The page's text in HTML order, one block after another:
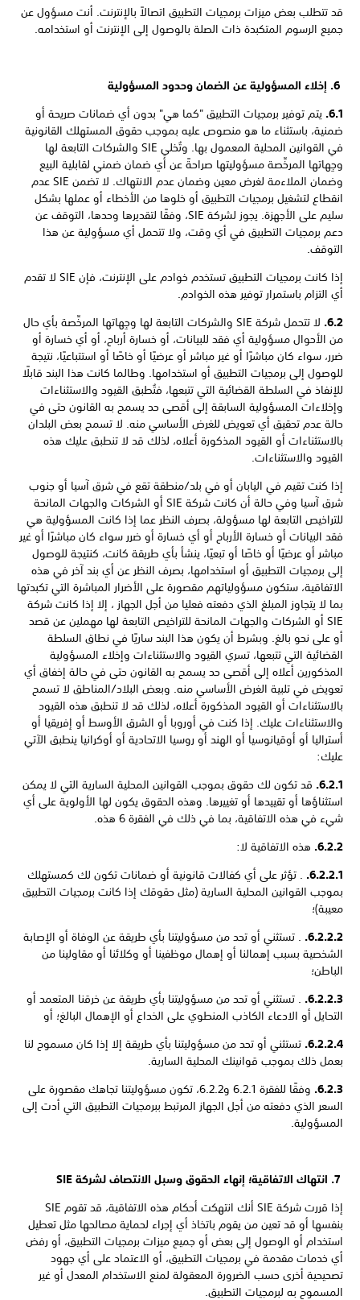
قد تتطلب بعض ميزات برمجيات التطبيق اتصالاً بالإنترنت. أنت مسؤول عن
جميع الرسوم المتكبدة ذات الصلة بالوصول إلى الإنترنت أو استخدامه.
6.1. يتم توفير برمجيات التطبيق "كما هي" بدون أي ضمانات صريحة أو
ضمنية، باستثناء ما هو منصوص عليه بموجب حقوق المستهلك القانونية
في القوانين المحلية المعمول بها. وتُخلي SIE والشركات التابعة لها
وجِهاتها المرخِّصة مسؤوليتها صراحةً عن أي ضمان ضمني لقابلية البيع
وضمان الملاءمة لغرض معين وضمان عدم الانتهاك. لا تضمن SIE عدم
انقطاع لتشغيل برمجيات التطبيق أو خلوها من الأخطاء أو عملها بشكل
سليم على الأجهزة. يجوز لشركة SIE، وفقًا لتقديرها وحدها، التوقف عن
دعم برمجيات التطبيق في أي وقت، ولا تتحمل أي مسؤولية عن هذا
التوقف.
إذا كانت برمجيات التطبيق تستخدم خوادم على الإنترنت، فإن SIE لا تقدم
أي التزام باستمرار توفير هذه الخوادم.
6.2.
لا تتحمل شركة SIE والشركات التابعة لها وجِهاتها المرخِّصة بأي حال
من الأحوال مسؤولية أي فقد للبيانات، أو خسارة أرباح، أو أي خسارة أو
ضرر، سواء كان مباشرًا أو غير مباشر أو عرضيًا أو خاصًا أو استتباعيًا، نتيجة
للوصول إلى برمجيات التطبيق أو استخدامها. وطالما كانت هذا البند قابلًا
للإنفاذ في السلطة القضائية التي تتبعها، فتُطبق القيود والاستثناءات
وإخلاءات المسؤولية السابقة إلى أقصى حد يسمح به القانون حتى في
حالة عدم تحقيق أي تعويض للغرض الأساسي منه. لا تسمح بعض البلدان
بالاستثناءات أو القيود المذكورة أعلاه، لذلك قد لا تنطبق عليك هذه
القيود والاستثناءات.
إذا كنت تقيم في اليابان أو في بلد/منطقة تقع في شرق آسيا أو جنوب
شرق آسيا وفي حالة أن كانت شركة SIE أو الشركات والجهات المانحة
للتراخيص التابعة لها مسؤولة، بصرف النظر عما إذا كانت المسؤولية هي
فقد البيانات أو خسارة الأرباح أو أي خسارة أو ضرر سواء كان مباشرًا أو غير
مباشر أو عرضيًا أو خاصًا أو تبعيًا، ينشأ بأي طريقة كانت، كنتيجة للوصول
إلى برمجيات التطبيق أو استخدامها، بصرف النظر عن أي بند آخر في هذه
الاتفاقية، ستكون مسؤولياتهم مقصورة على الأضرار المباشرة التي تكبدتها
بما لا يتجاوز المبلغ الذي دفعته فعليا من أجل الجهاز ، إلا إذا كانت شركة
SIE أو الشركات والجهات المانحة للتراخيص التابعة لها مهملين عن قصد
أو على نحو بالغ. وبشرط أن يكون هذا البند ساريًا في نطاق السلطة
القضائية التي تتبعها، تسري القيود والاستثناءات وإخلاء المسؤولية
المذكورين أعلاه إلى أقصى حد يسمح به القانون حتى في حالة إخفاق أي
تعويض في تلبية الغرض الأساسي منه. وبعض البلاد/المناطق لا تسمح
بالاستثناءات أو القيود المذكورة أعلاه، لذلك قد لا تنطبق هذه القيود
والاستثناءات عليك. إذا كنت في أوروبا أو الشرق الأوسط أو إفريقيا أو
أستراليا أو أوقيانوسيا أو الهند أو روسيا الاتحادية أو أوكرانيا ينطبق الآتي
عليك:
6.2.1. قد تكون لك حقوق بموجب القوانين المحلية السارية التي لا يمكن
استثناؤها أو تقييدها أو تغييرها. وهذه الحقوق يكون لها الأولوية على أي
شيء في هذه الاتفاقية، بما في ذلك في الفقرة 6 هذه.
6.2.2. هذه الاتفاقية لا:
6.2.2.1. ‏. تؤثر على أي كفالات قانونية أو ضمانات تكون لك كمستهلك
بموجب القوانين المحلية السارية (مثل حقوقك إذا كانت برمجيات التطبيق
معيبة)؛
6.2.2.2. ‏. تستثني أو تحد من مسؤوليتنا بأي طريقة عن الوفاة أو الإصابة
الشخصية بسبب إهمالنا أو إهمال موظفينا أو وكلائنا أو مقاولينا من
الباطن؛
6.2.2.3. ‏. تستثني أو تحد من مسؤوليتنا بأي طريقة عن خرقنا المتعمد أو
التحايل أو الادعاء الكاذب المنطوي على الخداع أو الإهمال البالغ؛ أو
6.2.2.4. تستثني أو تحد من مسؤوليتنا بأي طريقة إلا إذا كان مسموح لنا
بعمل ذلك بموجب قوانينك المحلية السارية.
6.2.3.
وفقًا للفقرة 6.2.1 و6.2.2، تكون مسؤوليتنا تجاهك مقصورة على
السعر الذي دفعته من أجل الجهاز المرتبط ببرمجيات التطبيق التي أدت إلى
المسؤولية.
إذا قررت شركة SIE أنك انتهكت أحكام هذه الاتفاقية، قد تقوم SIE
بنفسها أو قد تعين من يقوم باتخاذ أي إجراء لحماية مصالحها مثل تعطيل
استخدام أو الوصول إلى بعض أو جميع ميزات برمجيات التطبيق، أو رفض
أي خدمات مقدمة في برمجيات التطبيق، أو الاعتماد على أي جهود
تصحيحية أخرى حسب الضرورة المعقولة لمنع الاستخدام المعدل أو غير
المسموح به لبرمجيات التطبيق.